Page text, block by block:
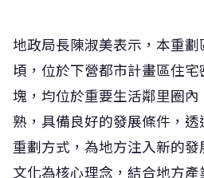
地政局長陳淑美表示，本重劃
頃，位於下營都市計畫區住
塊，均位於重要生活鄰里圈
熟，具備良好的發展條件，
重劃方式，為地方注入新的
文化為核心理念，結合地方